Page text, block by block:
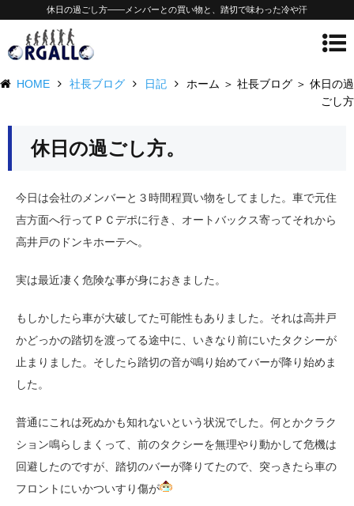
休日の過ごし方——メンバーとの買い物と、踏切で味わった冷や汗
HOME 社長ブログ 日記
ホーム ＞ 社長ブログ ＞ 休日の過
ごし方
休日の過ごし方。
今日は会社のメンバーと３時間程買い物をしてました。車で元住
吉方面へ行ってＰＣデポに行き、オートバックス寄ってそれから
高井戸のドンキホーテへ。
実は最近凄く危険な事が身におきました。
もしかしたら車が大破してた可能性もありました。それは高井戸
かどっかの踏切を渡ってる途中に、いきなり前にいたタクシーが
止まりました。そしたら踏切の音が鳴り始めてバーが降り始めま
した。
普通にこれは死ぬかも知れないという状況でした。何とかクラク
ション鳴らしまくって、前のタクシーを無理やり動かして危機は
回避したのですが、踏切のバーが降りてたので、突っきたら車の
フロントにいかついすり傷が